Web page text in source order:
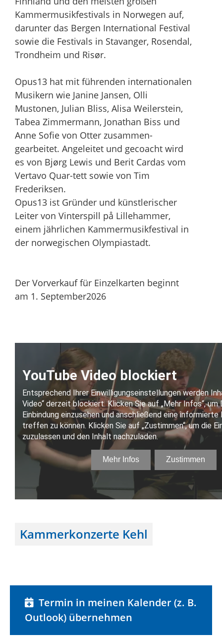
Kammermusikfestivals in Norwegen auf,
darunter das Bergen International Festival
sowie die Festivals in Stavanger, Rosendal,
Trondheim und Risør.
Opus13 hat mit führenden internationalen
Musikern wie Janine Jansen, Olli
Mustonen, Julian Bliss, Alisa Weilerstein,
Tabea Zimmermann, Jonathan Biss und
Anne Sofie von Otter zusammen-
gearbeitet. Angeleitet und gecoacht wird
es von Bjørg Lewis und Berit Cardas vom
Vertavo Quar-tett sowie von Tim
Frederiksen.
Opus13 ist Gründer und künstlerischer
Leiter von Vinterspill på Lillehammer,
einem jährlichen Kammermusikfestival in
der norwegischen Olympiastadt.
Der Vorverkauf für Einzelkarten beginnt
am 1. September2026
Kammerkonzerte Kehl
Termin in meinen Kalender (z. B.
Outlook) übernehmen